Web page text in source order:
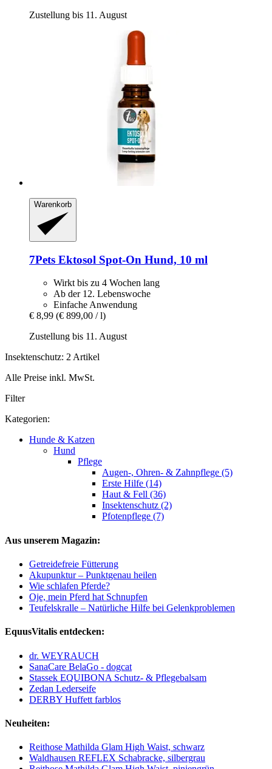
Zustellung bis 11. August
Warenkorb
7Pets Ektosol Spot-​On Hund, 10 ml
Wirkt bis zu 4 Wochen lang
Ab der 12. Lebenswoche
Einfache Anwendung
€ 8,99 (€ 899,00 / l)
Zustellung bis 11. August
Insektenschutz: 2 Artikel
Alle Preise inkl. MwSt.
Filter
Kategorien:
Hunde & Katzen
Hund
Pflege
Augen-, Ohren- & Zahnpflege (5)
Erste Hilfe (14)
Haut & Fell (36)
Insektenschutz (2)
Pfotenpflege (7)
Aus unserem Magazin:
Getreidefreie Fütterung
Akupunktur – Punktgenau heilen
Wie schlafen Pferde?
Oje, mein Pferd hat Schnupfen
Teufelskralle – Natürliche Hilfe bei Gelenkproblemen
EquusVitalis entdecken:
dr. WEYRAUCH
SanaCare BelaGo - dogcat
Stassek EQUIBONA Schutz- & Pflegebalsam
Zedan Lederseife
DERBY Huffett farblos
Neuheiten:
Reithose Mathilda Glam High Waist, schwarz
Waldhausen REFLEX Schabracke, silbergrau